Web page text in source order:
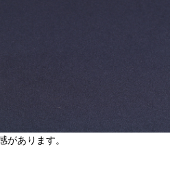
あります。